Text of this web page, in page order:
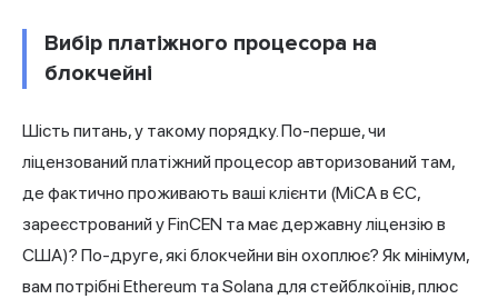
Вибір платіжного процесора на
блокчейні
Шість питань, у такому порядку. По-перше, чи
ліцензований платіжний процесор авторизований там,
де фактично проживають ваші клієнти (MiCA в ЄС,
зареєстрований у FinCEN та має державну ліцензію в
США)? По-друге, які блокчейни він охоплює? Як мінімум,
вам потрібні Ethereum та Solana для стейблкоїнів, плюс